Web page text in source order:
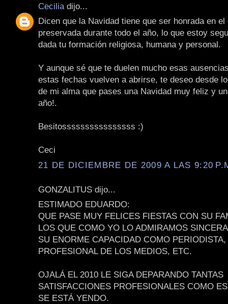
Cecilia dijo...
Dicen que la Navidad tiene que ser honrada en
preservada durante todo el año, lo que estoy
dada tu formación religiosa, humana y personal.
Y aunque sé que te duelen mucho esas
estas fechas vuelven a abrirse, te deseo desde
de mi alma que pases una Navidad muy feliz y
año!.
Besitossssssssssssssss :)
Ceci
21 DE DICIEMBRE DE 2009 A LAS 9:20
GONZALITUS dijo...
ESTIMADO EDUARDO:
QUE PASE MUY FELICES FIESTAS CON SU
LOS QUE COMO YO LO ADMIRAMOS
SU ENORME CAPACIDAD COMO
PROFESIONAL DE LOS MEDIOS, ETC.
OJALÁ EL 2010 LE SIGA DEPARANDO TANTAS
SATISFACCIONES PROFESIONALES COMO
SE ESTÁ YENDO.